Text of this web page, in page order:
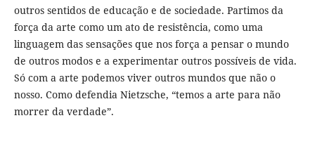
outros sentidos de educação e de sociedade. Partimos da
força da arte como um ato de resistência, como uma
linguagem das sensações que nos força a pensar o mundo
de outros modos e a experimentar outros possíveis de vida.
Só com a arte podemos viver outros mundos que não o
nosso. Como defendia Nietzsche, “temos a arte para não
morrer da verdade”.